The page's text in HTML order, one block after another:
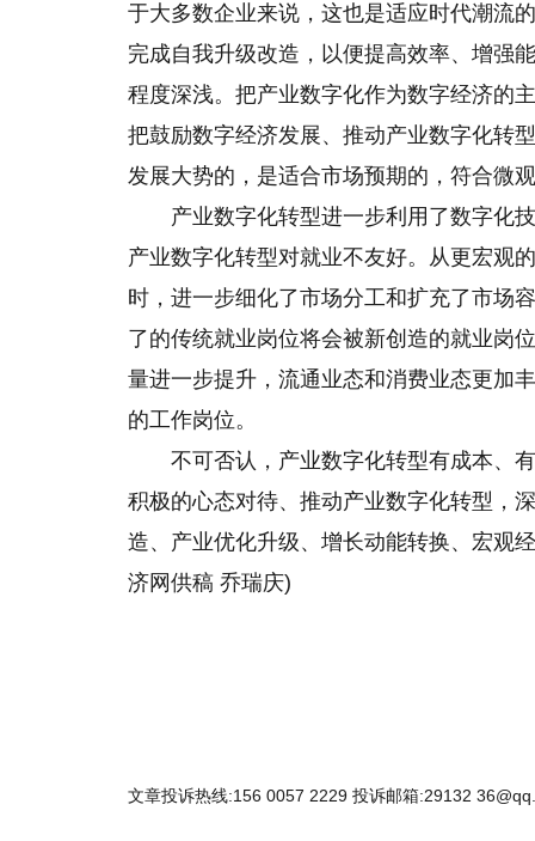
于大多数企业来说，这也是适应时代潮流
完成自我升级改造，以便提高效率、增强
程度深浅。把产业数字化作为数字经济的
把鼓励数字经济发展、推动产业数字化转
发展大势的，是适合市场预期的，符合微
产业数字化转型进一步利用了数字化
产业数字化转型对就业不友好。从更宏观的
时，进一步细化了市场分工和扩充了市场
了的传统就业岗位将会被新创造的就业岗
量进一步提升，流通业态和消费业态更加
的工作岗位。
不可否认，产业数字化转型有成本、
积极的心态对待、推动产业数字化转型，
造、产业优化升级、增长动能转换、宏观
济网供稿 乔瑞庆)
文章投诉热线:156 0057 2229 投诉邮箱:29132